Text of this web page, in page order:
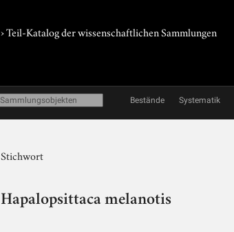
› Teil-Katalog der wissenschaftlichen Sammlungen
Bestände Systematik
Stichwort
Hapalopsittaca melanotis